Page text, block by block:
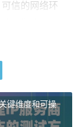
信的网络环
证失败。
钟的自定义会
而其“动态长
调单IP的“长
行型业务。
键维度和可操